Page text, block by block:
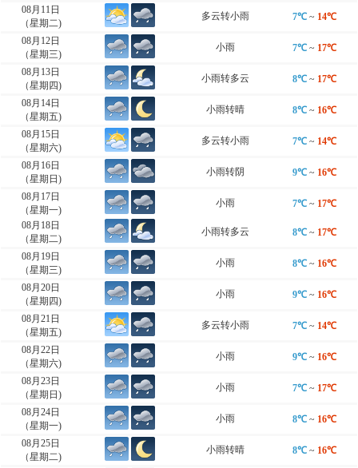
08月11日
（星期二)
多云转小雨 7℃ ~ 14℃
08月12日
（星期三)
小雨 7℃ ~ 17℃
08月13日
（星期四)
小雨转多云 8℃ ~ 17℃
08月14日
（星期五)
小雨转晴 8℃ ~ 16℃
08月15日
（星期六)
多云转小雨 7℃ ~ 14℃
08月16日
（星期日)
小雨转阴 9℃ ~ 16℃
08月17日
（星期一)
小雨 7℃ ~ 17℃
08月18日
（星期二)
小雨转多云 8℃ ~ 17℃
08月19日
（星期三)
小雨 8℃ ~ 16℃
08月20日
（星期四)
小雨 9℃ ~ 16℃
08月21日
（星期五)
多云转小雨 7℃ ~ 14℃
08月22日
（星期六)
小雨 9℃ ~ 16℃
08月23日
（星期日)
小雨 7℃ ~ 17℃
08月24日
（星期一)
小雨 8℃ ~ 16℃
08月25日
（星期二)
小雨转晴 8℃ ~ 16℃